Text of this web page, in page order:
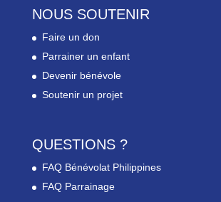
NOUS SOUTENIR
Faire un don
Parrainer un enfant
Devenir bénévole
Soutenir un projet
QUESTIONS ?
FAQ Bénévolat Philippines
FAQ Parrainage